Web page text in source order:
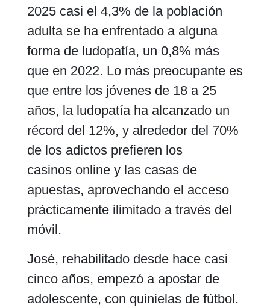
2025 casi el 4,3% de la población
adulta se ha enfrentado a alguna
forma de ludopatía, un 0,8% más
que en 2022. Lo más preocupante es
que entre los jóvenes de 18 a 25
años, la ludopatía ha alcanzado un
récord del 12%, y alrededor del 70%
de los adictos prefieren los
casinos online y las casas de
apuestas, aprovechando el acceso
prácticamente ilimitado a través del
móvil.
José, rehabilitado desde hace casi
cinco años, empezó a apostar de
adolescente, con quinielas de fútbol.